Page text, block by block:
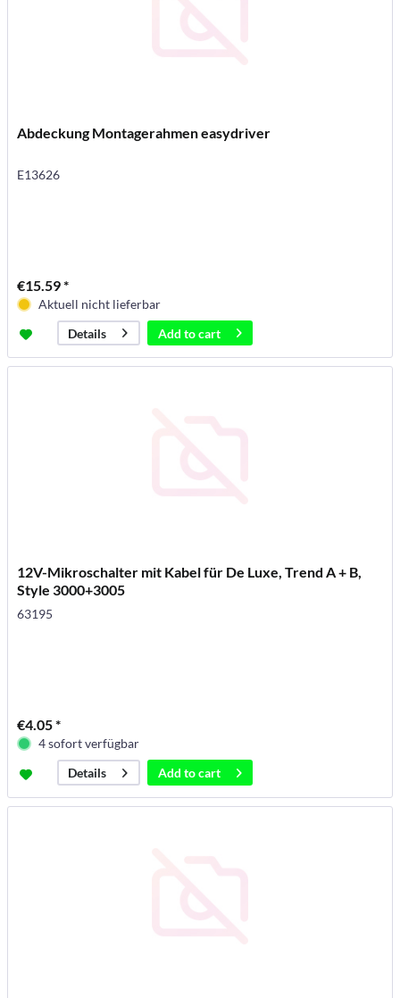
Abdeckung Montagerahmen easydriver
E13626
€15.59 *
Aktuell nicht lieferbar
Details
Add tocart
12V-Mikroschalter mit Kabel für De Luxe, Trend A + B,
Style 3000+3005
63195
€4.05 *
4 sofort verfügbar
Details
Add tocart